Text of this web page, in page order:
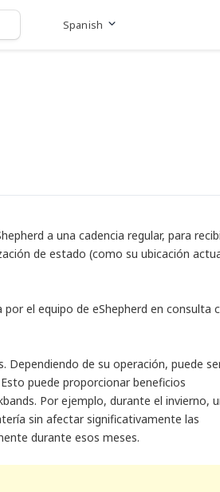
Spanish
a una cadencia regular, para
de estado (como su ubicación
el equipo de eShepherd en consulta
Dependiendo de su operación, puede
puede proporcionar beneficios
Por ejemplo, durante el invierno,
sin afectar significativamente las
durante esos meses.